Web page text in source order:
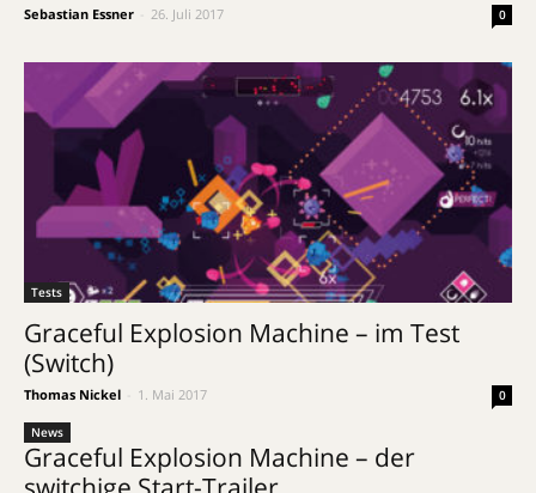
Sebastian Essner 26. Juli 2017 0
Tests
Graceful Explosion Machine – im Test
(Switch)
Thomas Nickel 1. Mai 2017 0
News
Graceful Explosion Machine – der